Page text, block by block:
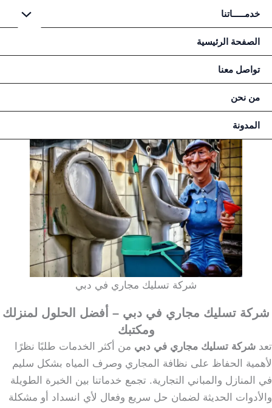
إلى
المحتوى
خدمـــــاتنا
الصفحة الرئيسية
تواصل معنا
من نحن
المدونة
شركة تسليك مجاري في دبي
شركة تسليك مجاري في دبي – أفضل الحلول لمنزلك
ومكتبك
تعد شركة تسليك مجاري في دبي من أكثر الخدمات طلبًا نظرًا
لأهمية الحفاظ على نظافة المجاري وصرف المياه بشكل سليم
في المنازل والمباني التجارية. تجمع خدماتنا بين الخبرة الطويلة
والأدوات الحديثة لضمان حل سريع وفعال لأي انسداد أو مشكلة